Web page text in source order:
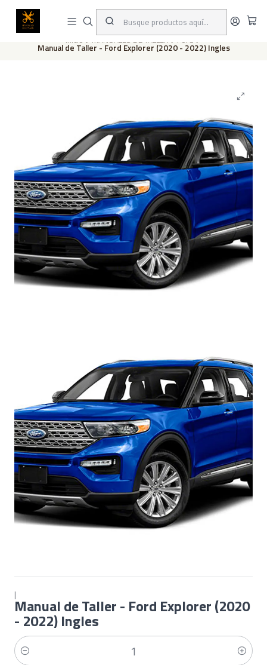
Este es el texto del slide
Inicio MANUALES DE TALLER Ford
Manual de Taller - Ford Explorer (2020 - 2022) Ingles
|
Manual de Taller - Ford Explorer (2020
- 2022) Ingles
Cantidad